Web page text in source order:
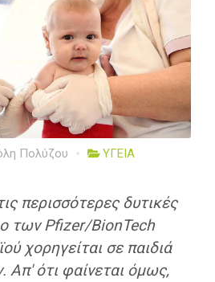
Πολύζου ΥΓΕΙΑ
περισσότερες δυτικές
των Pfizer/ΒionTech
χορηγείται σε παιδιά
ότι φαίνεται όμως,